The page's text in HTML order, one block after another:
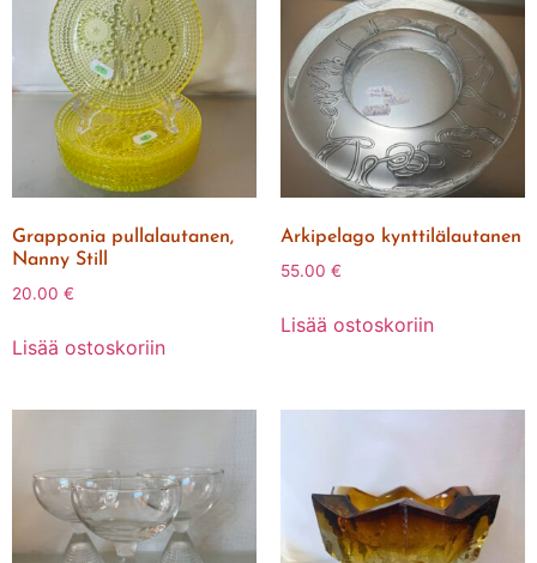
Grapponia pullalautanen,
Nanny Still
20.00 €
Lisää ostoskoriin
Arkipelago kynttilälautanen
55.00 €
Lisää ostoskoriin